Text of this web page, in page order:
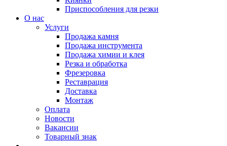
Приспособления для резки
О нас
Услуги
Продажа камня
Продажа инструмента
Продажа химии и клея
Резка и обработка
Фрезеровка
Реставрация
Доставка
Монтаж
Оплата
Новости
Вакансии
Товарный знак